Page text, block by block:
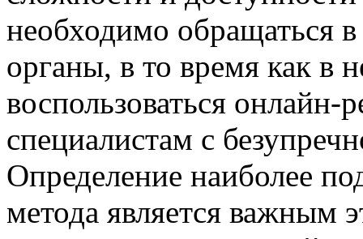
необходимо обращаться
органы, в то время как в
воспользоваться онлайн-
специалистам с
Определение наиболее
метода является важным